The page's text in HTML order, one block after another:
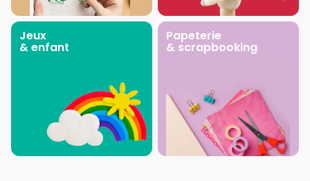
Jeux
& enfant
Papeterie
& scrapbooking